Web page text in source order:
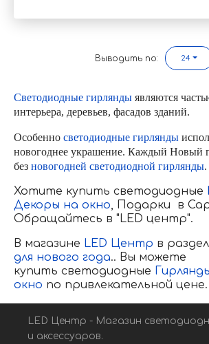
Выводить по: 24
Светодиодные гирлянды являются
интерьера, деревьев, фасадов зданий.
Особенно светодиодные гирлянды
новогоднее украшение. Каждый Новый
без новогодней светодиодной гирлянды.
Хотите купить светодиодные
Декоры на окно, Подарки в
Обращайтесь в "LED центр".
В магазине LED Центр в
для нового года.. Вы можете
купить светодиодные
окно по привлекательной цене.
LED Центр - Магазин
и аксессуаров.